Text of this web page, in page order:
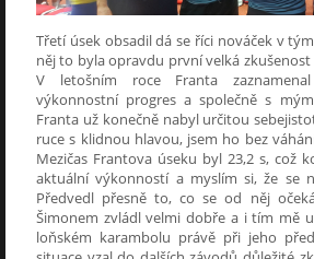
Třetí úsek obsadil dá se říci nováček v
něj to byla opravdu první velká zkušenost
V letošním roce Franta
výkonnostní progres a společně s
Franta už konečně nabyl určitou
ruce s klidnou hlavou, jsem ho bez
Mezičas Frantova úseku byl 23,2 s, což
aktuální výkonností a myslím si, že se
Předvedl přesně to, co se od něj
Šimonem zvládl velmi dobře a i tím mě
loňském karambolu právě při jeho